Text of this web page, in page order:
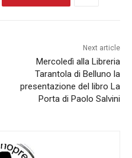
Next article
Mercoledì alla Libreria
Tarantola di Belluno la
presentazione del libro La
Porta di Paolo Salvini